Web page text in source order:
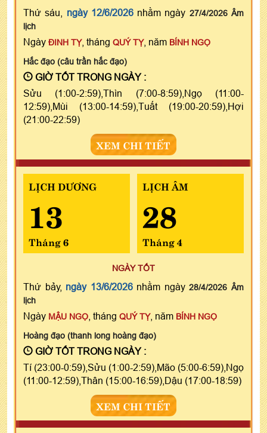
Thứ sáu, ngày 12/6/2026nhằm ngày 27/4/2026 Âm
lịch
Ngày ĐINH TỴ, tháng QUÝ TỴ, năm BÍNH NGỌ
Hắc đạo (câu trần hắc đạo)
GIỜ TỐT TRONG NGÀY :
Sửu (1:00-2:59),Thìn (7:00-8:59),Ngọ (11:00-
12:59),Mùi (13:00-14:59),Tuất (19:00-20:59),Hợi
(21:00-22:59)
XEM CHI TIẾT
LỊCH DƯƠNG
13
Tháng 6
LỊCH ÂM
28
Tháng 4
NGÀY TỐT
Thứ bảy, ngày 13/6/2026nhằm ngày28/4/2026 Âm
lịch
Ngày MẬU NGỌ , tháng QUÝ TỴ, năm BÍNH NGỌ
Hoàng đạo (thanh long hoàng đạo)
GIỜ TỐT TRONG NGÀY :
Tí (23:00-0:59),Sửu (1:00-2:59),Mão (5:00-6:59),Ngọ
(11:00-12:59),Thân (15:00-16:59),Dậu (17:00-18:59)
XEM CHI TIẾT